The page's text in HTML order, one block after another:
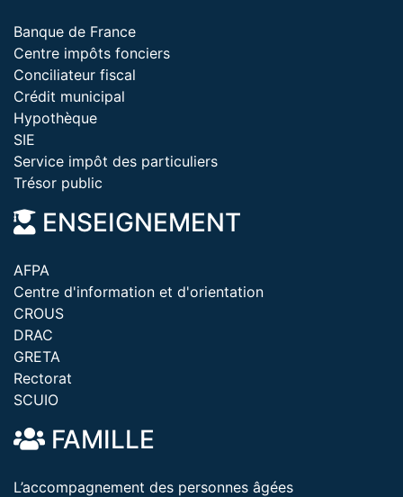
Banque de France
Centre impôts fonciers
Conciliateur fiscal
Crédit municipal
Hypothèque
SIE
Service impôt des particuliers
Trésor public
ENSEIGNEMENT
AFPA
Centre d'information et d'orientation
CROUS
DRAC
GRETA
Rectorat
SCUIO
FAMILLE
L’accompagnement des personnes âgées